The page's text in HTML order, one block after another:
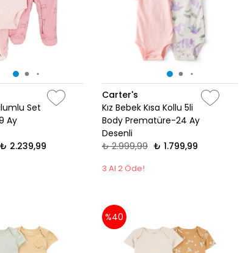
Set
Ay
₺ 2.239,99
Carter's
Kız Bebek Kısa Kollu 5li
Body Prematüre-24 Ay
Desenli
₺ 2.999,99 ₺ 1.799,99
3 Al 2 Öde!
%40